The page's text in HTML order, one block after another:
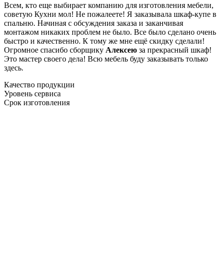
Всем, кто еще выбирает компанию для изготовления мебели,
советую Кухни мол! Не пожалеете! Я заказывала шкаф-купе в
спальню. Начиная с обсуждения заказа и заканчивая
монтажом никаких проблем не было. Все было сделано очень
быстро и качественно. К тому же мне ещё скидку сделали!
Огромное спасибо сборщику Алексею за прекрасный шкаф!
Это мастер своего дела! Всю мебель буду заказывать только
здесь.
Качество продукции
Уровень сервиса
Срок изготовления